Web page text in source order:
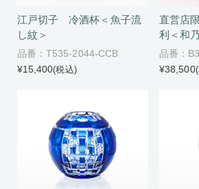
江戸切子 冷酒杯＜魚子流
し紋＞
品番：T535-2044-CCB
¥15,400(税込)
直営店
利＜和
品番：
¥38,500